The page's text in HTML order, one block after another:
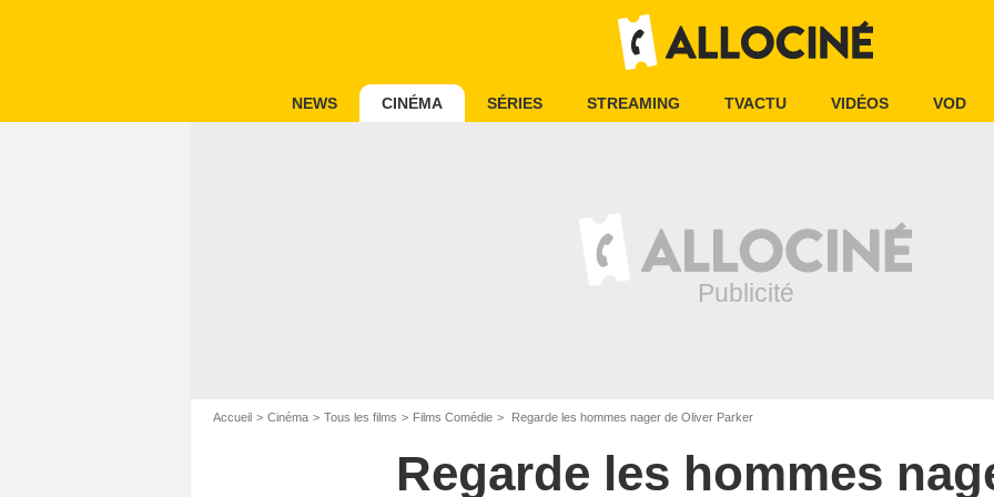
NEWS CINÉMA SÉRIES STREAMING TVACTU VIDÉOS VOD
Accueil Cinéma Tous les films Films Comédie Regarde les hommes nager de Oliver Parker
Regarde les hommes